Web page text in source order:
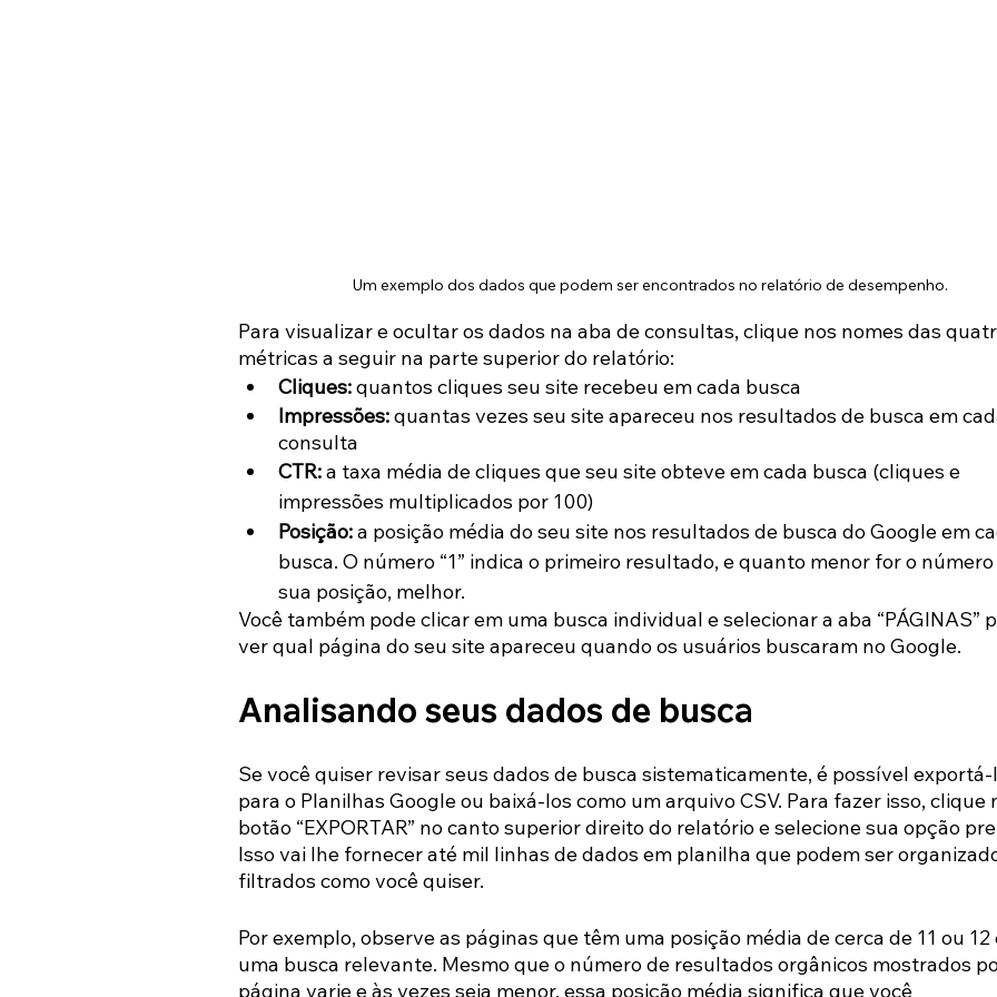
Um exemplo dos dados que podem ser encontrados no relatório de desempenho.
Para visualizar e ocultar os dados na aba de consultas, clique nos nomes das
métricas a seguir na parte superior do relatório:
Cliques: quantos cliques seu site recebeu em cada busca
Impressões: quantas vezes seu site apareceu nos resultados de busca em
consulta
CTR: a taxa média de cliques que seu site obteve em cada busca (cliques e
impressões multiplicados por 100)
Posição: a posição média do seu site nos resultados de busca do Google em
busca. O número “1” indica o primeiro resultado, e quanto menor for o
sua posição, melhor.
Você também pode clicar em uma busca individual e selecionar a aba “PÁGINAS”
ver qual página do seu site apareceu quando os usuários buscaram no Google.
Analisando seus dados de busca
Se você quiser revisar seus dados de busca sistematicamente, é possível
para o Planilhas Google ou baixá-los como um arquivo CSV. Para fazer isso, clique
botão “EXPORTAR” no canto superior direito do relatório e selecione sua opção
Isso vai lhe fornecer até mil linhas de dados em planilha que podem ser
filtrados como você quiser.
Por exemplo, observe as páginas que têm uma posição média de cerca de 11 ou
uma busca relevante. Mesmo que o número de resultados orgânicos mostrados
página varie e às vezes seja menor, essa posição média significa que você